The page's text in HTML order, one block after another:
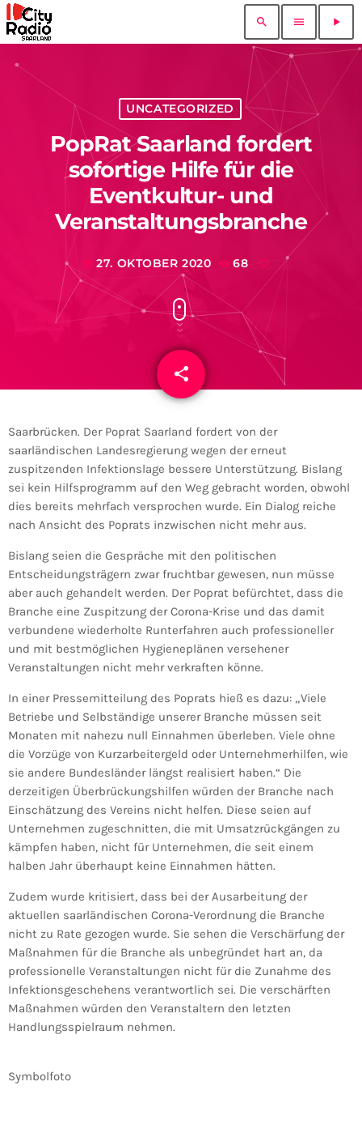
search menu play_arrow
UNCATEGORIZED
PopRat Saarland fordert
sofortige Hilfe für die
Eventkultur- und
Veranstaltungsbranche
today 27. OKTOBER 2020 68
share
email
Saarbrücken. Der Poprat Saarland fordert von der
saarländischen Landesregierung wegen der erneut
zuspitzenden Infektionslage bessere Unterstützung. Bislang
sei kein Hilfsprogramm auf den Weg gebracht worden, obwohl
dies bereits mehrfach versprochen wurde. Ein Dialog reiche
nach Ansicht des Poprats inzwischen nicht mehr aus.
Bislang seien die Gespräche mit den politischen
Entscheidungsträgern zwar fruchtbar gewesen, nun müsse
aber auch gehandelt werden. Der Poprat befürchtet, dass die
Branche eine Zuspitzung der Corona-Krise und das damit
verbundene wiederholte Runterfahren auch professioneller
und mit bestmöglichen Hygieneplänen versehener
Veranstaltungen nicht mehr verkraften könne.
In einer Pressemitteilung des Poprats hieß es dazu: „Viele
Betriebe und Selbständige unserer Branche müssen seit
Monaten mit nahezu null Einnahmen überleben. Viele ohne
die Vorzüge von Kurzarbeitergeld oder Unternehmerhilfen, wie
sie andere Bundesländer längst realisiert haben.“ Die
derzeitigen Überbrückungshilfen würden der Branche nach
Einschätzung des Vereins nicht helfen. Diese seien auf
Unternehmen zugeschnitten, die mit Umsatzrückgängen zu
kämpfen haben, nicht für Unternehmen, die seit einem
halben Jahr überhaupt keine Einnahmen hätten.
Zudem wurde kritisiert, dass bei der Ausarbeitung der
aktuellen saarländischen Corona-Verordnung die Branche
nicht zu Rate gezogen wurde. Sie sehen die Verschärfung der
Maßnahmen für die Branche als unbegründet hart an, da
professionelle Veranstaltungen nicht für die Zunahme des
Infektionsgeschehens verantwortlich sei. Die verschärften
Maßnahmen würden den Veranstaltern den letzten
Handlungsspielraum nehmen.
Symbolfoto